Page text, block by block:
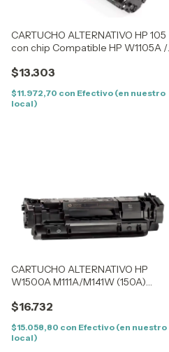
CARTUCHO ALTERNATIVO HP 105
con chip Compatible HP W1105A /
$13.303
$11.972,70 con Efectivo (en nuestro
local)
CARTUCHO ALTERNATIVO HP
W1500A M111A/M141W (150A)
$16.732
$15.058,80 con Efectivo (en nuestro
local)